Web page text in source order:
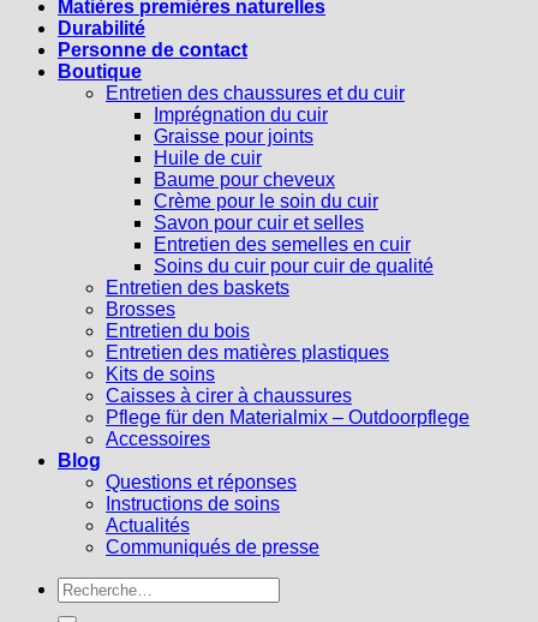
Matières premières naturelles
Durabilité
Personne de contact
Boutique
Entretien des chaussures et du cuir
Imprégnation du cuir
Graisse pour joints
Huile de cuir
Baume pour cheveux
Crème pour le soin du cuir
Savon pour cuir et selles
Entretien des semelles en cuir
Soins du cuir pour cuir de qualité
Entretien des baskets
Brosses
Entretien du bois
Entretien des matières plastiques
Kits de soins
Caisses à cirer à chaussures
Pflege für den Materialmix – Outdoorpflege
Accessoires
Blog
Questions et réponses
Instructions de soins
Actualités
Communiqués de presse
Recherche
pour :